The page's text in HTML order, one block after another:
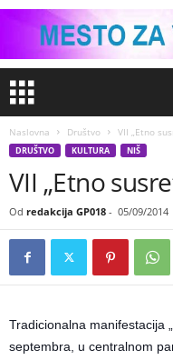
Naslovna Društvo VII „Etno
DRUŠTVO KULTURA NIŠ
VII „Etno
Od redakcija GP018 - 05/09/2014
Tradicionalna manifestacija
septembra, u centralnom